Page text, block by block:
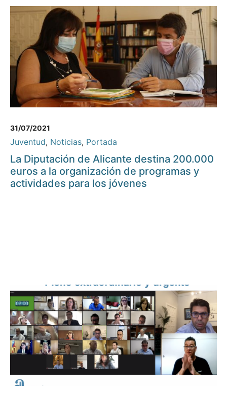
31/07/2021
Juventud, Noticias, Portada
La Diputación de Alicante destina 200.000
euros a la organización de programas y
actividades para los jóvenes